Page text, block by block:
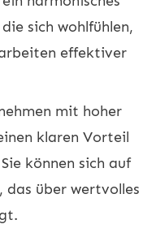
sich wohlfühlen,
effektiver
mit hoher
klaren Vorteil
können sich auf
das über wertvolles